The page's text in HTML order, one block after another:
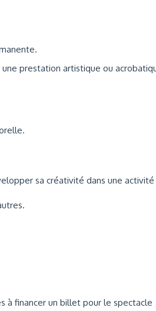
prestation artistique ou
sa créativité dans une activité
à financer un billet pour le spectacle